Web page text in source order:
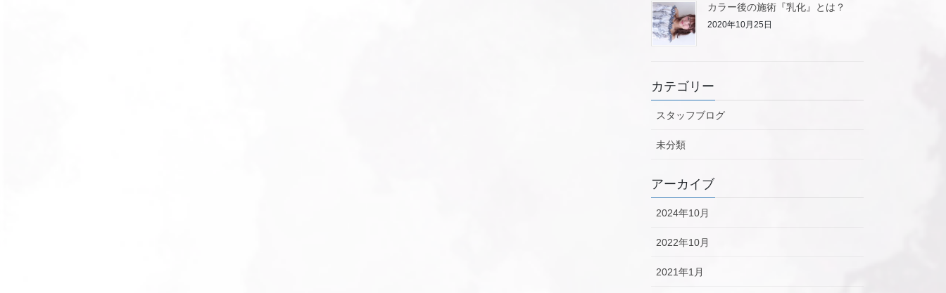
カラー後の施術『乳化』とは？
2020年10月25日
カテゴリー
スタッフブログ
未分類
アーカイブ
2024年10月
2022年10月
2021年1月